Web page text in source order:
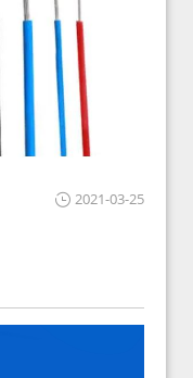
2021-03-25